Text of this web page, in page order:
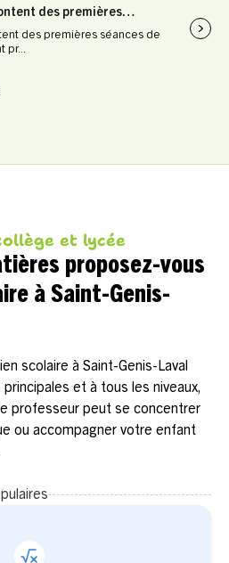
des premières…
des premières séances de
et lycée
proposez-vous
à Saint-Genis-
scolaire à Saint-Genis-Laval
et à tous les niveaux,
professeur peut se concentrer
ou accompagner votre enfant